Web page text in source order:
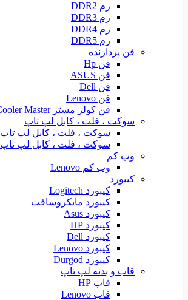
رم DDR2
رم DDR3
رم DDR4
رم DDR5
فن پردازنده
فن Hp
فن ASUS
فن Dell
فن Lenovo
فن کولر مستر Cooler Master
سوکت ، فلت ، کابل لپ تاپ
سوکت ، فلت ، کابل لپ تاپ Dell
سوکت ، فلت ، کابل لپ تاپ Lenovo
وب کم
وب کم Lenovo
کیبورد
کیبورد Logitech
کیبورد مایکروسافت
کیبورد Asus
کیبورد HP
کیبورد Dell
کیبورد Lenovo
کیبورد Durgod
قاب و بدنه لپ تاپ
قاب HP
قاب Lenovo